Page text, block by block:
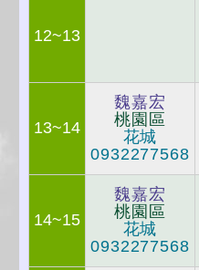
12~13
13~14
魏嘉宏
桃園區
花城
0932277568
14~15
魏嘉宏
桃園區
花城
0932277568